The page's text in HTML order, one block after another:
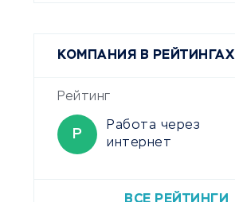
КОМПАНИЯ В РЕЙТИНГАХ
Рейтинг
Р
Работа через
интернет